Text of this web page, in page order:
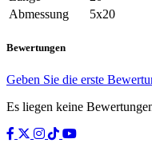
Abmessung
5x20
Bewertungen
Geben Sie die erste
Es liegen keine